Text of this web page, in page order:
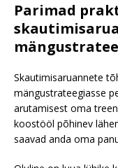
Parimad
Skautimisaruannete
mängustrateegiasse
arutamisest oma
koostööl põhinev
saavad anda oma